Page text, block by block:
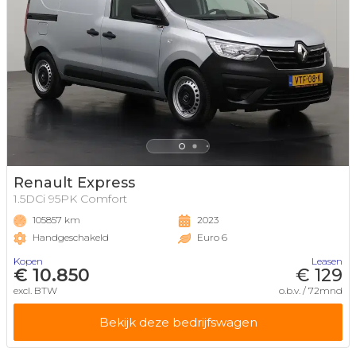
Renault Express
1.5DCi 95PK Comfort
105857 km
Handgeschakeld
2023
Euro 6
Kopen
€ 10.850
excl. BTW
Leasen
€ 129
o.b.v. / 72mnd
Bekijk deze bedrijfswagen